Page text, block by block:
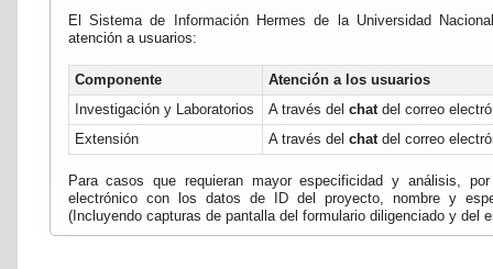
El Sistema de Información Hermes de la Universidad
atención a usuarios:
Componente
Atención a los usuarios
Investigación y Laboratorios
A través del chatdel correo
Extensión
A través del chatdel correo
Para casos que requieran mayor especificidad y análisis,
electrónico con los datos de ID del proyecto, nombre y
(Incluyendo capturas de pantalla del formulario diligenciado y del